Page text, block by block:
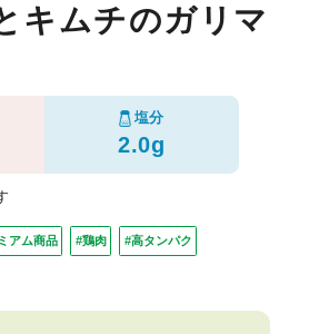
キムチのガリマ
塩分
2.0g
アム商品 #鶏肉 #高タンパク